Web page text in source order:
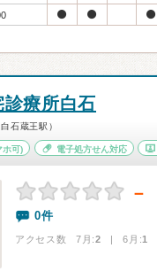
療所白石
石蔵王駅）
ホ可) 電子処方せん対応
－
0件
アクセス数 7月:2 | 6月:1